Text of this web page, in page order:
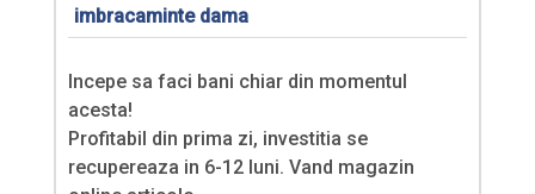
imbracaminte dama
Incepe sa faci bani chiar din momentul
acesta!
Profitabil din prima zi, investitia se
recupereaza in 6-12 luni. Vand magazin